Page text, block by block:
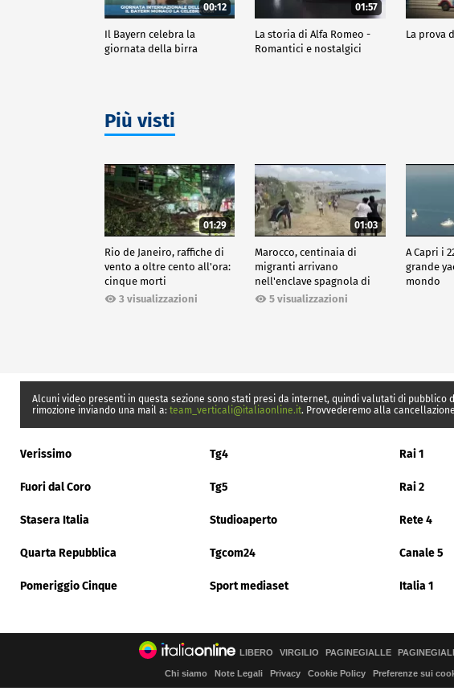
00:12
Il Bayern celebra la
giornata della birra
01:57
La storia di Alfa Romeo -
Romantici e nostalgici
La prova
Più visti
01:29
Rio de Janeiro, raffiche di
vento a oltre cento all'ora:
cinque morti
3 visualizzazioni
01:03
Marocco, centinaia di
migranti arrivano
nell'enclave spagnola di
Ceuta5 visualizzazioni
A Capri i
grande
mondo
Alcuni video presenti in questa sezione sono stati presi da internet, quindi valutati di
rimozione inviando una mail a: team_verticali@italiaonline.it. Provvederemo alla
Verissimo Tg4 Rai 1
Fuori dal Coro Tg5 Rai 2
Stasera Italia Studioaperto Rete 4
Quarta Repubblica Tgcom24 Canale 5
Pomeriggio Cinque Sport mediaset Italia 1
LIBERO VIRGILIO PAGINEGIALLE
Chi siamo Note Legali Privacy Cookie Policy Preferenze sui